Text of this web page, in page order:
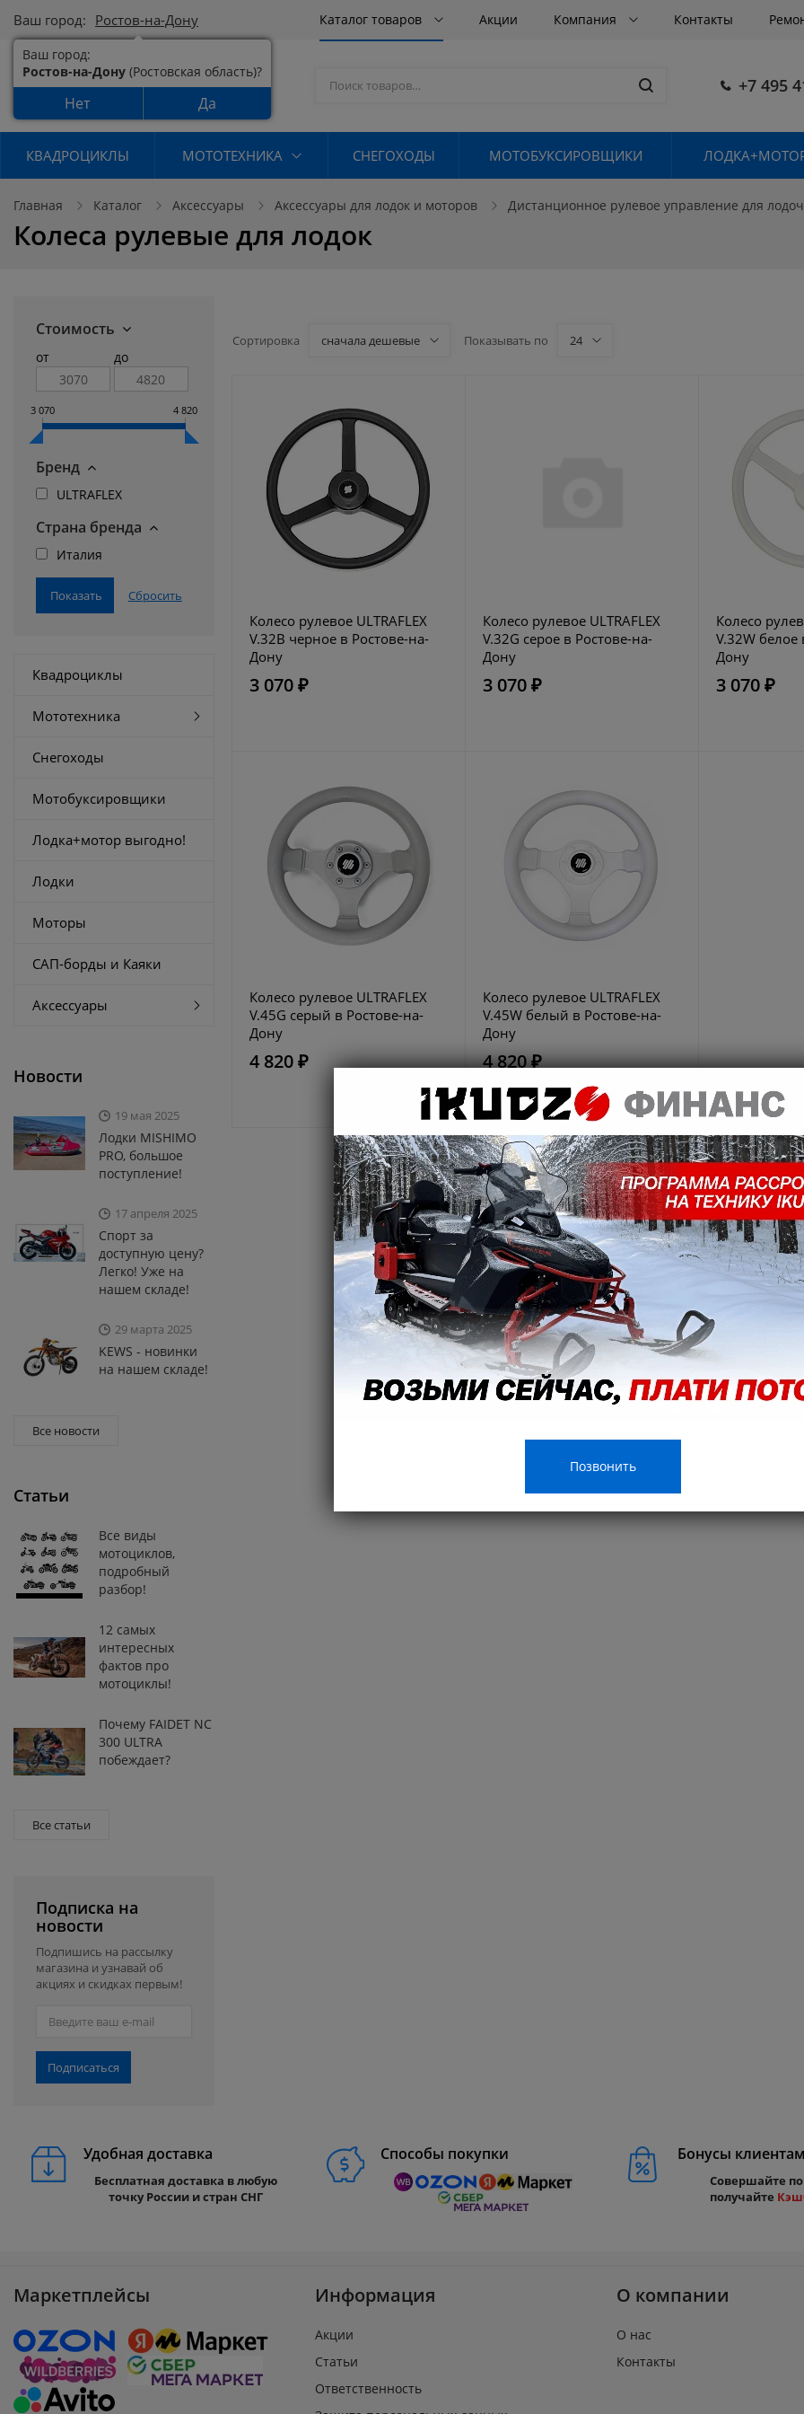
Ваш город: Ростов-на-Дону
Ваш город:
Ростов-на-Дону (Ростовская область)?
Нет Да
Каталог товаров Акции Компания Контакты
+7 495
КВАДРОЦИКЛЫ МОТОТЕХНИКА СНЕГОХОДЫ МОТОБУКСИРОВЩИКИ
Главная Каталог Аксессуары Аксессуары для лодок и моторов Дистанционное рулевое управление для
Колеса рулевые для лодок
Стоимость
от до
3 070 4 820
Бренд
ULTRAFLEX
Страна бренда
Италия
Квадроциклы
Мототехника
Снегоходы
Мотобуксировщики
Лодка+мотор выгодно!
Лодки
Моторы
САП-борды и Каяки
Аксессуары
Новости
19 мая 2025
Лодки MISHIMO
PRO, большое
поступление!
17 апреля 2025
Спорт за
доступную цену?
Легко! Уже на
нашем складе!
29 марта 2025
KEWS - новинки
на нашем складе!
Все новости
Статьи
Все виды
мотоциклов,
подробный
разбор!
12 самых
интересных
фактов про
мотоциклы!
Почему FAIDET NC
300 ULTRA
побеждает?
Все статьи
Подписка на
новости
Подпишись на рассылку
магазина и узнавай об
акциях и скидках первым!
Подписаться
Сортировка сначала дешевые Показывать по 24
Колесо рулевое ULTRAFLEX
V.32B черное в Ростове-на-
Дону
3 070 ₽
Колесо рулевое ULTRAFLEX
V.32G серое в Ростове-на-
Дону
3 070 ₽
Колесо
V.32W белое
Дону
3 070 ₽
Колесо рулевое ULTRAFLEX
V.45G серый в Ростове-на-
Дону
4 820 ₽
Колесо рулевое ULTRAFLEX
V.45W белый в Ростове-на-
Дону
4 820 ₽
Удобная доставка
Бесплатная доставка в любую
точку России и стран СНГ
Способы покупки Бонусы
Совершайте
получайте
Маркетплейсы Информация
Акции
Статьи
Ответственность
О компании
О нас
Контакты
Позвонить